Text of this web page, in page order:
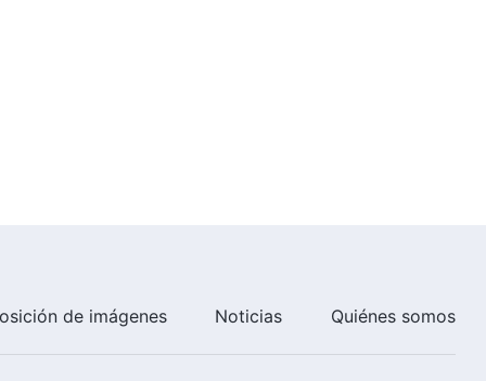
de imágenes Noticias Quiénes somos